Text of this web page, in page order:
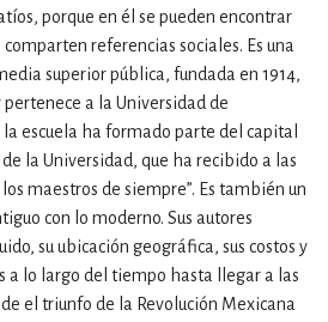
porque en él se pueden encontrar
referencias sociales. Es una
superior pública, fundada en 1914,
a la Universidad de
la escuela ha formado parte del capital
la Universidad, que ha recibido a las
maestros de siempre”. Es también un
con lo moderno. Sus autores
su ubicación geográfica, sus costos y
a lo largo del tiempo hasta llegar a las
el triunfo de la Revolución Mexicana